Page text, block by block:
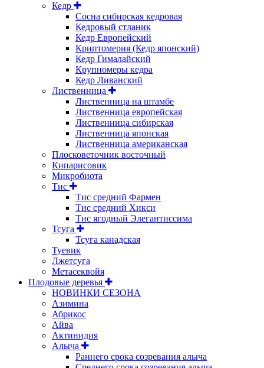
Кедр
Сосна сибирская кедровая
Кедровый стланик
Кедр Европейский
Криптомерия (Кедр японский)
Кедр Гималайский
Крупномеры кедра
Кедр Ливанский
Лиственница
Лиственница на штамбе
Лиственница европейская
Лиственница сибирская
Лиственница японская
Лиственница американская
Плосковеточник восточный
Кипарисовик
Микробиота
Тис
Тис средний Фармен
Тис средний Хикси
Тис ягодный Элегантиссима
Тсуга
Тсуга канадская
Туевик
Лжетсуга
Метасеквойя
Плодовые деревья
НОВИНКИ СЕЗОНА
Азимина
Абрикос
Айва
Актинидия
Алыча
Раннего срока созревания алыча